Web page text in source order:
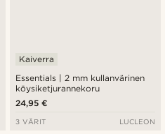
Essentials | 2 mm kullanvärinen
köysiketjurannekoru
Kaiverra
24,95 €
3 VÄRIT LUCLEON